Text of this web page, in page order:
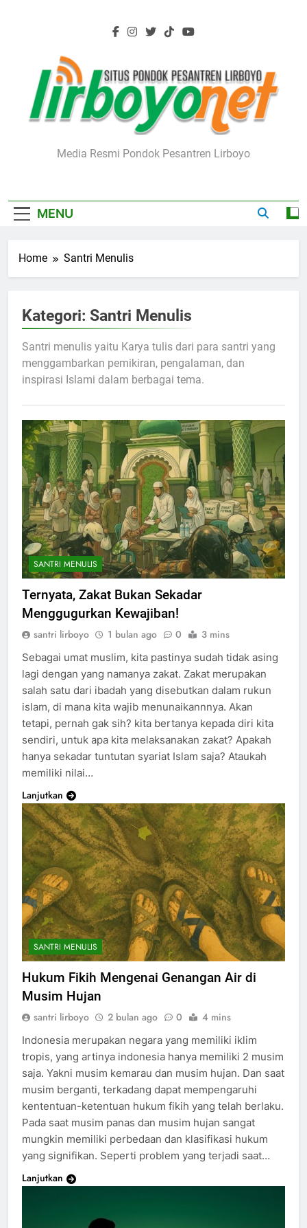
Lirboyo.net
Media Resmi Pondok Pesantren Lirboyo
MENU
Home Santri Menulis
Kategori: Santri Menulis
Santri menulis yaitu Karya tulis dari para santri yang
menggambarkan pemikiran, pengalaman, dan
inspirasi Islami dalam berbagai tema.
SANTRI MENULIS
Ternyata, Zakat Bukan Sekadar
Menggugurkan Kewajiban!
santri lirboyo 1 bulan ago 0 3 mins
Sebagai umat muslim, kita pastinya sudah tidak asing
lagi dengan yang namanya zakat. Zakat merupakan
salah satu dari ibadah yang disebutkan dalam rukun
islam, di mana kita wajib menunaikannnya. Akan
tetapi, pernah gak sih? kita bertanya kepada diri kita
sendiri, untuk apa kita melaksanakan zakat? Apakah
hanya sekadar tuntutan syariat Islam saja? Ataukah
memiliki nilai…
Lanjutkan
SANTRI MENULIS
Hukum Fikih Mengenai Genangan Air di
Musim Hujan
santri lirboyo 2 bulan ago 0 4 mins
Indonesia merupakan negara yang memiliki iklim
tropis, yang artinya indonesia hanya memiliki 2 musim
saja. Yakni musim kemarau dan musim hujan. Dan saat
musim berganti, terkadang dapat mempengaruhi
kententuan-ketentuan hukum fikih yang telah berlaku.
Pada saat musim panas dan musim hujan sangat
mungkin memiliki perbedaan dan klasifikasi hukum
yang signifikan. Seperti problem yang terjadi saat…
Lanjutkan